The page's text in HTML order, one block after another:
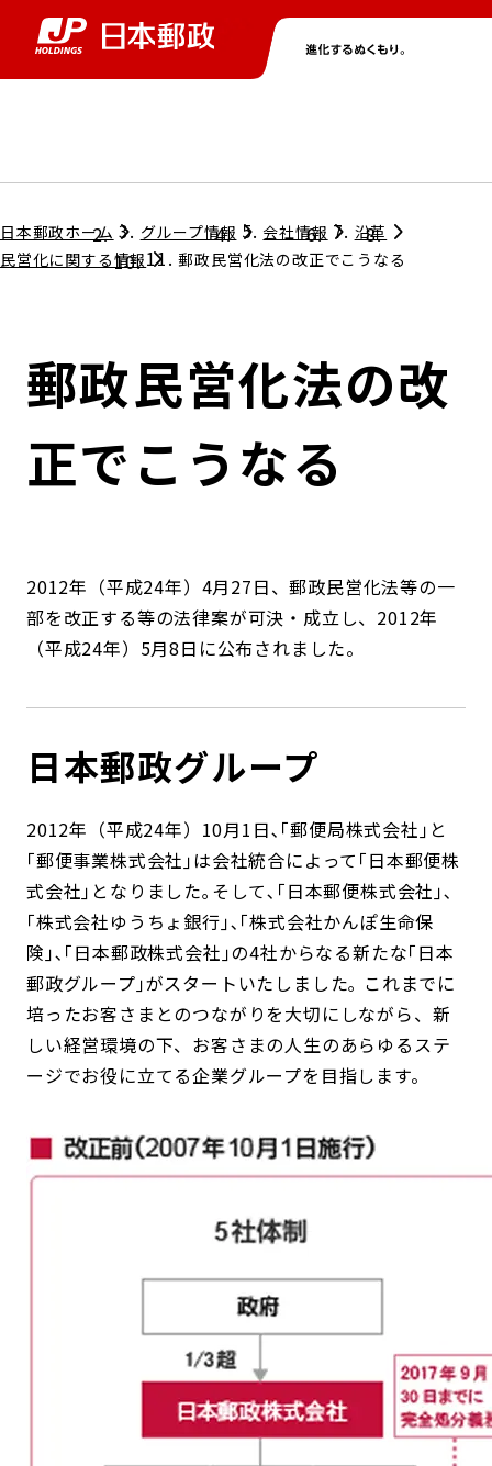
グループ情報トップ
コンプライアンス
ガバナンス
ローカル共創イニシアティブ
関連事業
株主・投資家情報トップ
個人投資家のみなさまへ
株式情報
IRニュース
IRカレンダー
ニューストップ
サステナビリティトップ
担当役員メッセージ
サステナビリティマネジメント
社会
ガバナンス
ESGデータ集
採用情報トップ
日本郵政ホーム グループ情報 会社情報
沿革
民営化に関する情報
郵政民営化法の改正でこうなる
郵政民営化法の改
正でこうなる
2012年（平成24年）4月27日、郵政民営化法等の一
部を改正する等の法律案が可決・成立し、2012年
（平成24年）5月8日に公布されました。
日本郵政グループ
2012年（平成24年）10月1日､｢郵便局株式会社｣と
｢郵便事業株式会社｣は会社統合によって｢日本郵便株
式会社｣となりました｡そして､｢日本郵便株式会社｣､
｢株式会社ゆうちょ銀行｣､｢株式会社かんぽ生命保
険｣､｢日本郵政株式会社｣の4社からなる新たな｢日本
郵政グループ｣がスタートいたしました｡ これまでに
培ったお客さまとのつながりを大切にしながら、新
しい経営環境の下、お客さまの人生のあらゆるステ
ージでお役に立てる企業グループを目指します。